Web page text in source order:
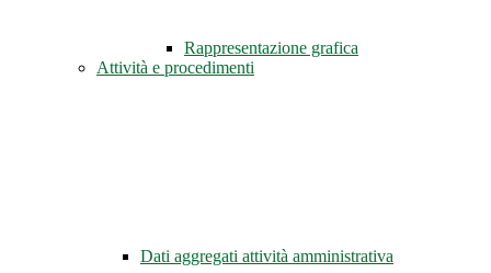
Rappresentazione grafica
Attività e procedimenti
Dati aggregati attività amministrativa